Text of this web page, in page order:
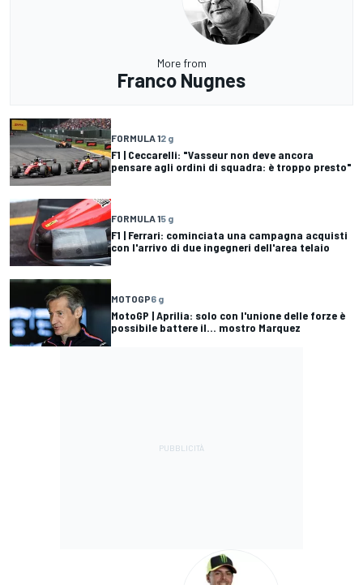
More from
Franco Nugnes
FORMULA 12 g
F1 | Ceccarelli: "Vasseur non deve ancora
pensare agli ordini di squadra: è troppo presto"
FORMULA 15 g
F1 | Ferrari: cominciata una campagna acquisti
con l'arrivo di due ingegneri dell'area telaio
MOTOGP6 g
MotoGP | Aprilia: solo con l'unione delle forze è
possibile battere il... mostro Marquez